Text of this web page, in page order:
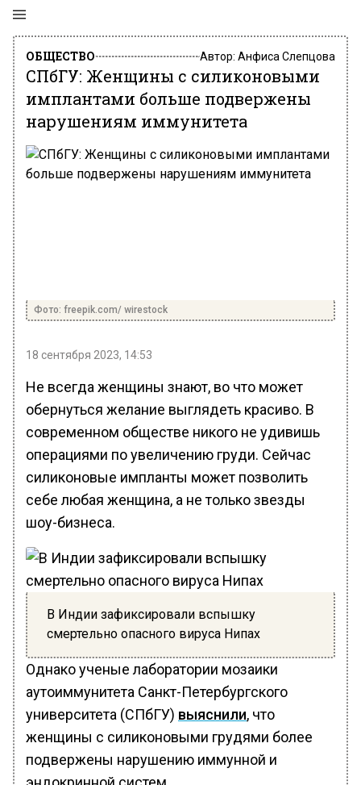
ОБЩЕСТВО Автор: Анфиса Слепцова
СПбГУ: Женщины с силиконовыми
имплантами больше подвержены
нарушениям иммунитета
Фото: freepik.com/ wirestock
18 сентября 2023, 14:53
Не всегда женщины знают, во что может
обернуться желание выглядеть красиво. В
современном обществе никого не удивишь
операциями по увеличению груди. Сейчас
силиконовые импланты может позволить
себе любая женщина, а не только звезды
шоу-бизнеса.
В Индии зафиксировали вспышку
смертельно опасного вируса Нипах
Однако ученые лаборатории мозаики
аутоиммунитета Санкт-Петербургского
университета (СПбГУ) выяснили, что
женщины с силиконовыми грудями более
подвержены нарушению иммунной и